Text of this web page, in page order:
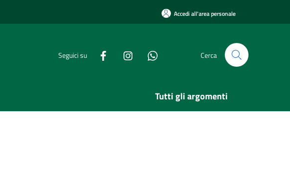
Accedi all'area personale
Seguici su Cerca
Tutti gli argomenti